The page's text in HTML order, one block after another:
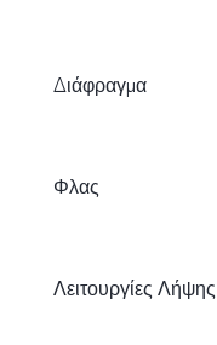
Διάφραγμα
Φλας
Λειτουργίες Λήψης